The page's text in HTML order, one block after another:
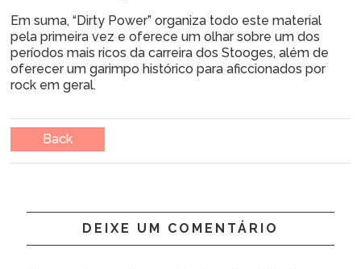
Em suma, “Dirty Power” organiza todo este material
pela primeira vez e oferece um olhar sobre um dos
períodos mais ricos da carreira dos Stooges, além de
oferecer um garimpo histórico para aficcionados por
rock em geral.
Back
DEIXE UM COMENTÁRIO